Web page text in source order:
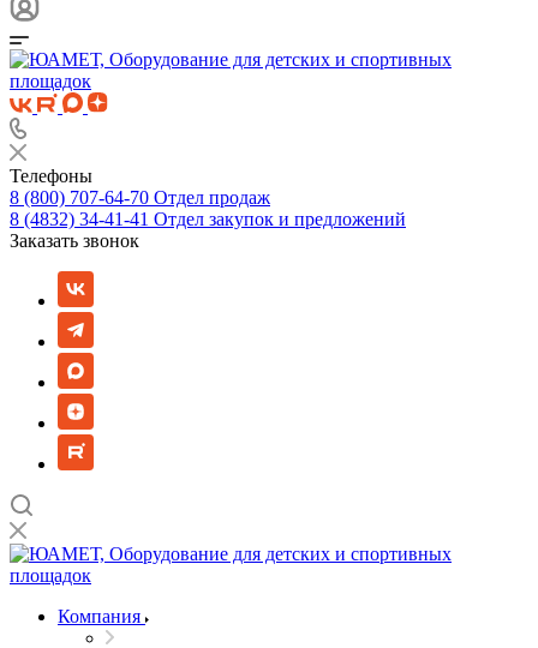
Телефоны
8 (800) 707-64-70 Отдел продаж
8 (4832) 34-41-41 Отдел закупок и предложений
Заказать звонок
Компания